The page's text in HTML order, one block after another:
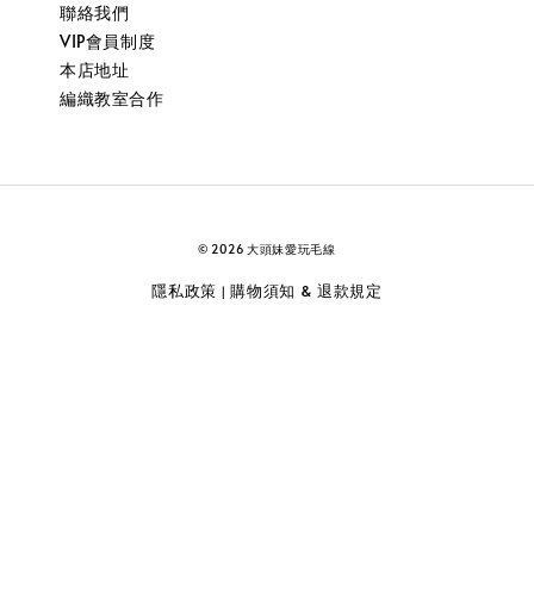
聯絡我們
VIP會員制度
本店地址
編織教室合作
© 2026 大頭妹愛玩毛線
隱私政策 |購物須知 & 退款規定